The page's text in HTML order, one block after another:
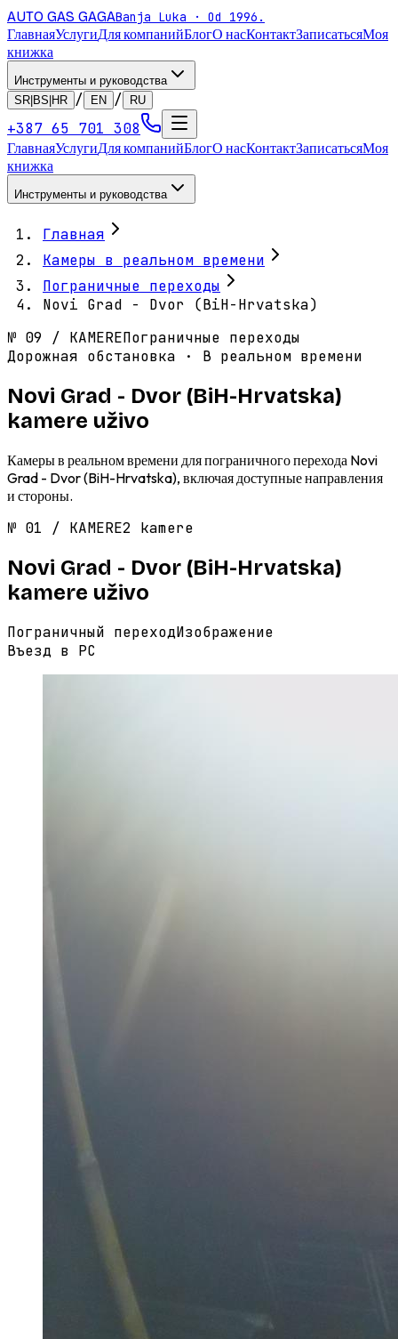
AUTO GAS GAGABanja Luka · Od 1996.
ГлавнаяУслугиДля компанийБлогО насКонтактЗаписатьсяМоя
книжка
Инструменты и руководства
SR|BS|HR
/ EN / RU
+387 65 701 308
ГлавнаяУслугиДля компанийБлогО насКонтактЗаписатьсяМоя
книжка
Инструменты и руководства
Главная
Камеры в реальном времени
Пограничные переходы
Novi Grad - Dvor (BiH-Hrvatska)
№ 09 / KAMEREПограничные переходы
Дорожная обстановка · В реальном времени
Novi Grad - Dvor (BiH-Hrvatska)
kamere uživo
Камеры в реальном времени для пограничного перехода Novi
Grad - Dvor (BiH-Hrvatska), включая доступные направления
и стороны.
№ 01 / KAMERE2 kamere
Novi Grad - Dvor (BiH-Hrvatska)
kamere uživo
Пограничный переходИзображение
Въезд в РС